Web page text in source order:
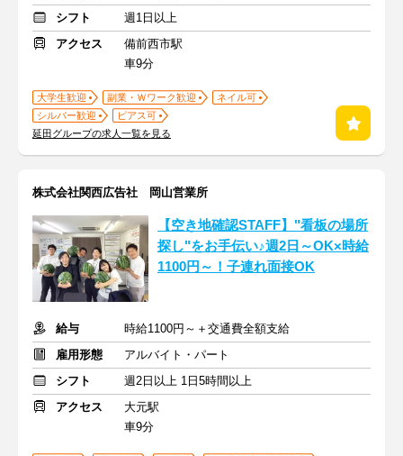
シフト
週1日以上
アクセス
備前西市駅
車9分
大学生歓迎 副業・Ｗワーク歓迎
ネイル可
シルバー歓迎
ピアス可
延田グループの求人一覧を見る
株式会社関西広告社 岡山営業所
【空き地確認STAFF】"看板の場所
探し"をお手伝い♪週2日～OK×時給
1100円～！子連れ面接OK
給与
時給1100円～＋交通費全額支給
雇用形態
アルバイト・パート
シフト
週2日以上 1日5時間以上
アクセス
大元駅
車9分